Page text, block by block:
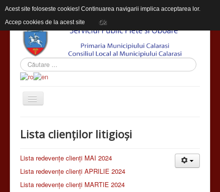
DESPRE SPPO
INFORMAŢII DE INTERES PUBLIC
CONTACT
Lista clienților litigioși
Lista redevențe clienți MAI 2024
Lista redevențe clienți APRILIE 2024
Lista redevențe clienți MARTIE 2024
Acest site foloseste cookies! Continuarea navigarii implica acceptarea lor.
Accep cookies de la acest site
Ok